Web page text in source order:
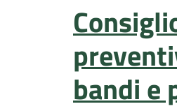
bandi e